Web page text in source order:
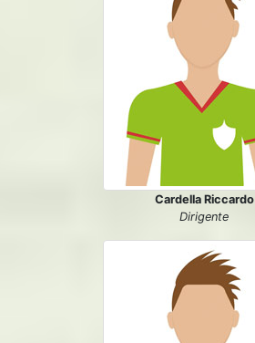
Cardella Riccardo
Dirigente